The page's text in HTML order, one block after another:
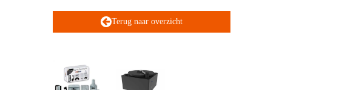
Terug naar overzicht